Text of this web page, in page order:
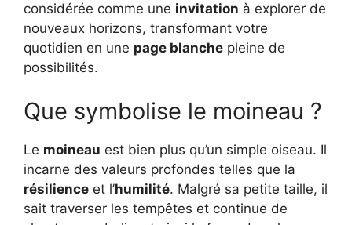
considérée comme une invitation à explorer de
nouveaux horizons, transformant votre
quotidien en une page blanche pleine de
possibilités.
Que symbolise le moineau ?
Le moineau est bien plus qu’un simple oiseau. Il
incarne des valeurs profondes telles que la
résilience et l’humilité. Malgré sa petite taille, il
sait traverser les tempêtes et continue de